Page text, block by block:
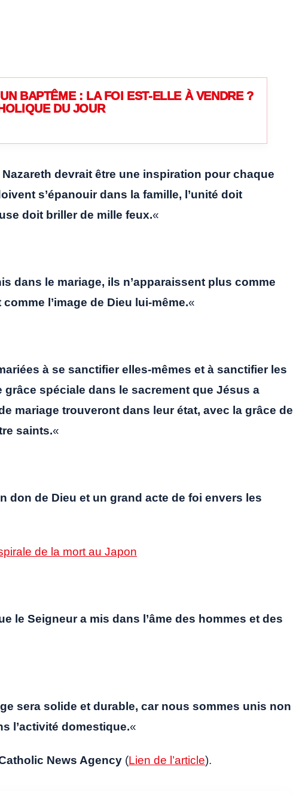
BAPTÊME : LA FOI EST-ELLE À VENDRE ?
DU JOUR
devrait être une inspiration pour chaque
s’épanouir dans la famille, l’unité doit
doit briller de mille feux.«
dans le mariage, ils n’apparaissent plus comme
l’image de Dieu lui-même.«
à se sanctifier elles-mêmes et à sanctifier les
spéciale dans le sacrement que Jésus a
mariage trouveront dans leur état, avec la grâce de
saints.«
don de Dieu et un grand acte de foi envers les
de la mort au Japon
le Seigneur a mis dans l’âme des hommes et des
sera solide et durable, car nous sommes unis non
l’activité domestique.«
News Agency (Lien de l’article).